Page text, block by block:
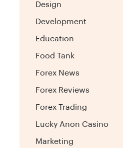
Design
Development
Education
Food Tank
Forex News
Forex Reviews
Forex Trading
Lucky Anon Casino
Marketing